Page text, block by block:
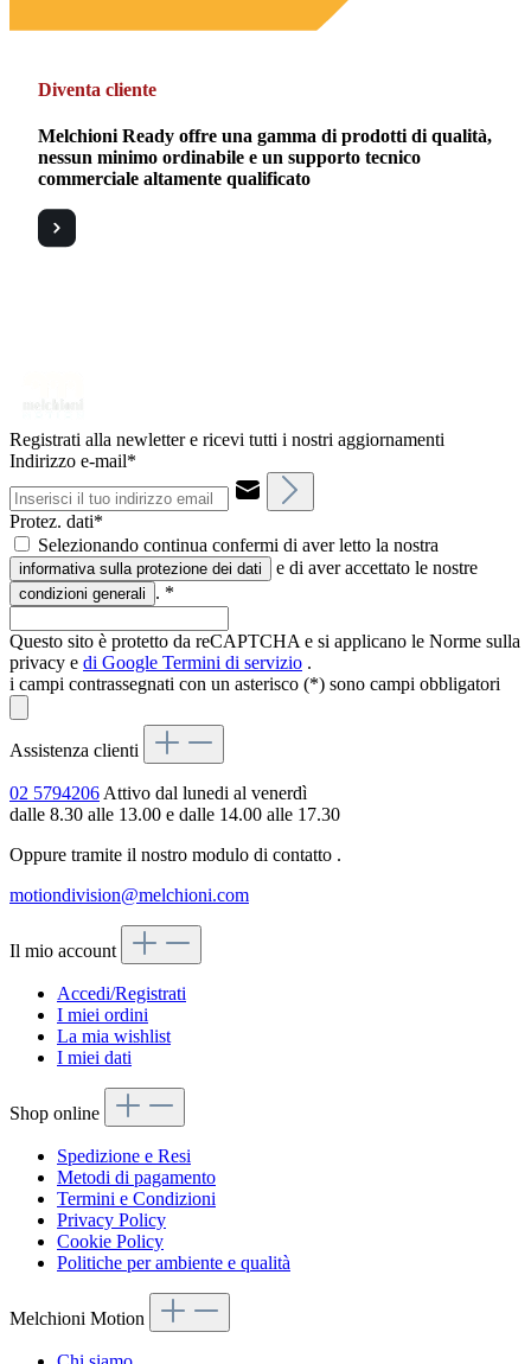
Diventa cliente
Melchioni Ready offre una gamma di prodotti di qualità,
nessun minimo ordinabile e un supporto tecnico
commerciale altamente qualificato
Registrati alla newletter e ricevi tutti i nostri aggiornamenti
Indirizzo e-mail*
Protez. dati*
Selezionando continua confermi di aver letto la nostra
informativa sulla protezione dei dati e di aver accettato le nostre
condizioni generali . *
Questo sito è protetto da reCAPTCHA e si applicano le Norme sulla
privacy e di Google Termini di servizio .
i campi contrassegnati con un asterisco (*) sono campi obbligatori
Assistenza clienti
02 5794206Attivo dal lunedi al venerdì
dalle 8.30 alle 13.00 e dalle 14.00 alle 17.30
Oppure tramite il nostro modulo di contatto .
motiondivision@melchioni.com
Il mio account
Accedi/Registrati
I miei ordini
La mia wishlist
I miei dati
Shop online
Spedizione e Resi
Metodi di pagamento
Termini e Condizioni
Privacy Policy
Cookie Policy
Politiche per ambiente e qualità
Melchioni Motion